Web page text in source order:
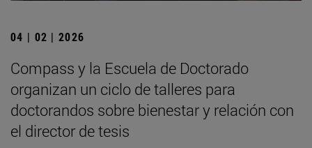
04 | 02 | 2026
Compass y la Escuela de Doctorado
organizan un ciclo de talleres para
doctorandos sobre bienestar y relación con
el director de tesis